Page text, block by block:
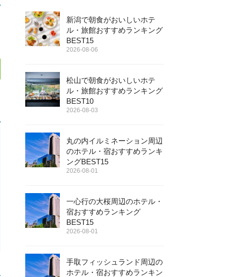
新潟で朝食がおいしいホテ
ル・旅館おすすめランキング
BEST15
2026-08-06
松山で朝食がおいしいホテ
ル・旅館おすすめランキング
BEST10
2026-08-03
丸の内イルミネーション周辺
のホテル・宿おすすめランキ
ングBEST15
2026-08-01
一心行の大桜周辺のホテル・
宿おすすめランキング
BEST15
2026-08-01
手取フィッシュランド周辺の
ホテル・宿おすすめランキン